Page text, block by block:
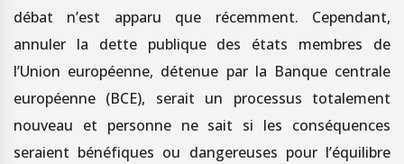
débat n’est apparu que récemment. Cependant,
annuler la dette publique des états membres de
l’Union européenne, détenue par la Banque centrale
européenne (BCE), serait un processus totalement
nouveau et personne ne sait si les conséquences
seraient bénéfiques ou dangereuses pour l’équilibre